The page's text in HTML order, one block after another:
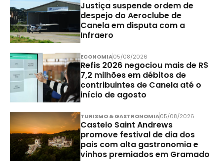
Justiça suspende ordem de
despejo do Aeroclube de
Canela em disputa com a
Infraero
ECONOMIA05/08/2026
Refis 2026 negociou mais de R$
7,2 milhões em débitos de
contribuintes de Canela até o
início de agosto
TURISMO & GASTRONOMIA05/08/2026
Castelo Saint Andrews
promove festival de dia dos
pais com alta gastronomia e
vinhos premiados em Gramado